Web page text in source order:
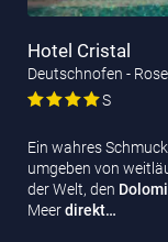
Hotel Cristal
Deutschnofen -
S
Ein wahres
umgeben von
der Welt, den
Meerdirekt…